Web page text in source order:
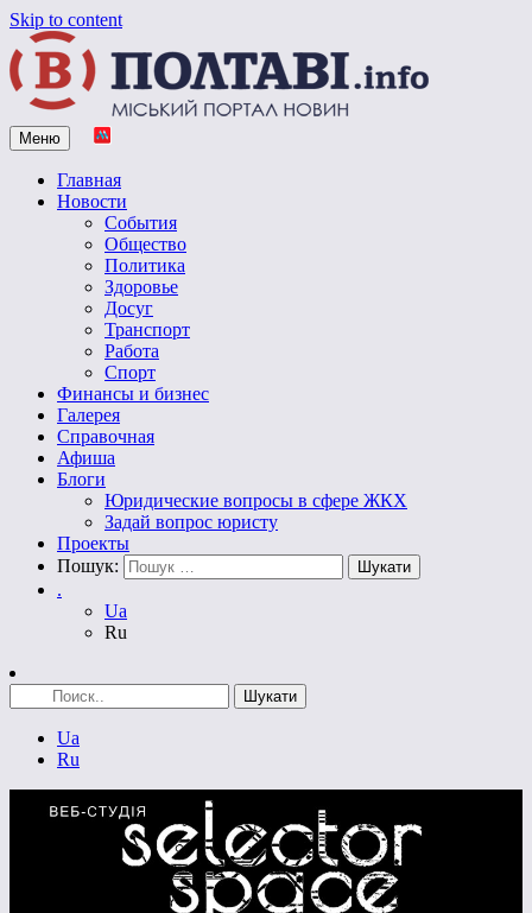
Skip to content
Vpoltave.info
Полтавский портал новостей
Меню
Главная
Новости
События
Общество
Политика
Здоровье
Досуг
Транспорт
Работа
Спорт
Финансы и бизнес
Галерея
Справочная
Афиша
Блоги
Юридические вопросы в сфере ЖКХ
Задай вопрос юристу
Проекты
Пошук:
.
Ua
Ru
Ua
Ru